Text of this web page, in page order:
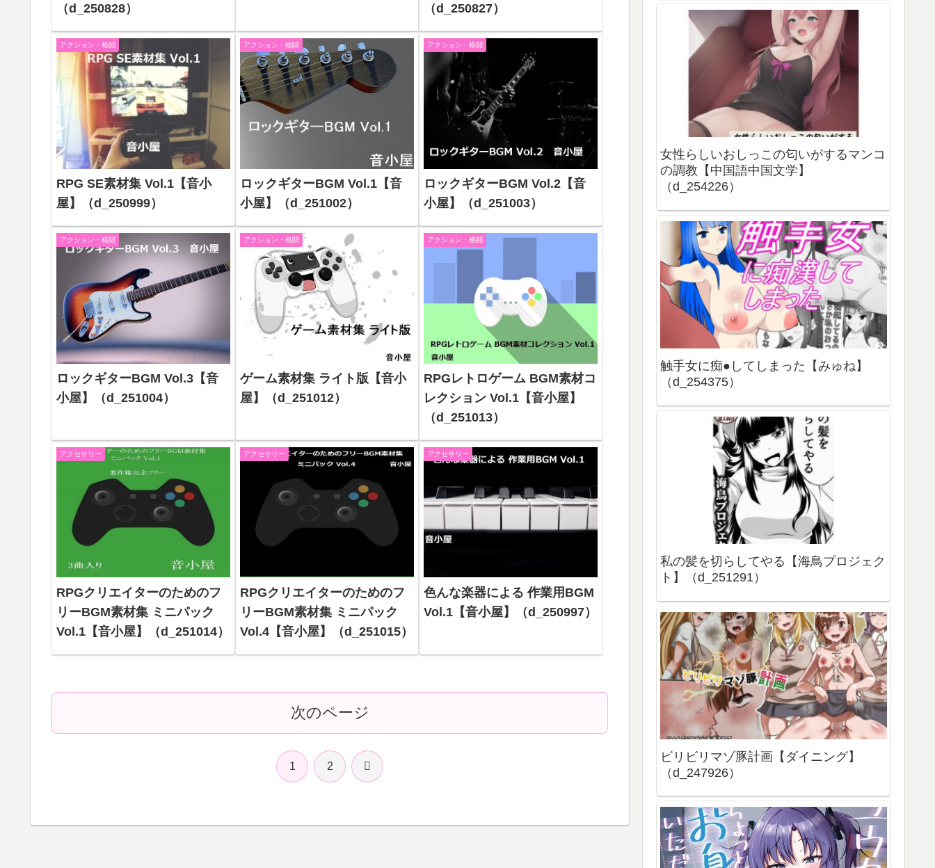
（d_250828）
（d_250827）
アクション・格闘
RPG SE素材集 Vol.1【音小
屋】（d_250999）
アクション・格闘
ロックギターBGM Vol.1【音
小屋】（d_251002）
アクション・格闘
ロックギターBGM Vol.2【音
小屋】（d_251003）
アクション・格闘
ロックギターBGM Vol.3【音
小屋】（d_251004）
アクション・格闘
ゲーム素材集 ライト版【音小
屋】（d_251012）
アクション・格闘
RPGレトロゲーム BGM素材コ
レクション Vol.1【音小屋】
（d_251013）
アクセサリー
RPGクリエイターのためのフ
リーBGM素材集 ミニパック
Vol.1【音小屋】（d_251014）
アクセサリー
RPGクリエイターのためのフ
リーBGM素材集 ミニパック
Vol.4【音小屋】（d_251015）
アクセサリー
色んな楽器による 作業用BGM
Vol.1【音小屋】（d_250997）
次のページ
1 2 次
女性らしいおしっこの匂いがするマンコ
の調教【中国語中国文学】
（d_254226）
触手女に痴●してしまった【みゅね】
（d_254375）
私の髪を切らしてやる【海鳥プロジェク
ト】（d_251291）
ビリビリマゾ豚計画【ダイニング】
（d_247926）